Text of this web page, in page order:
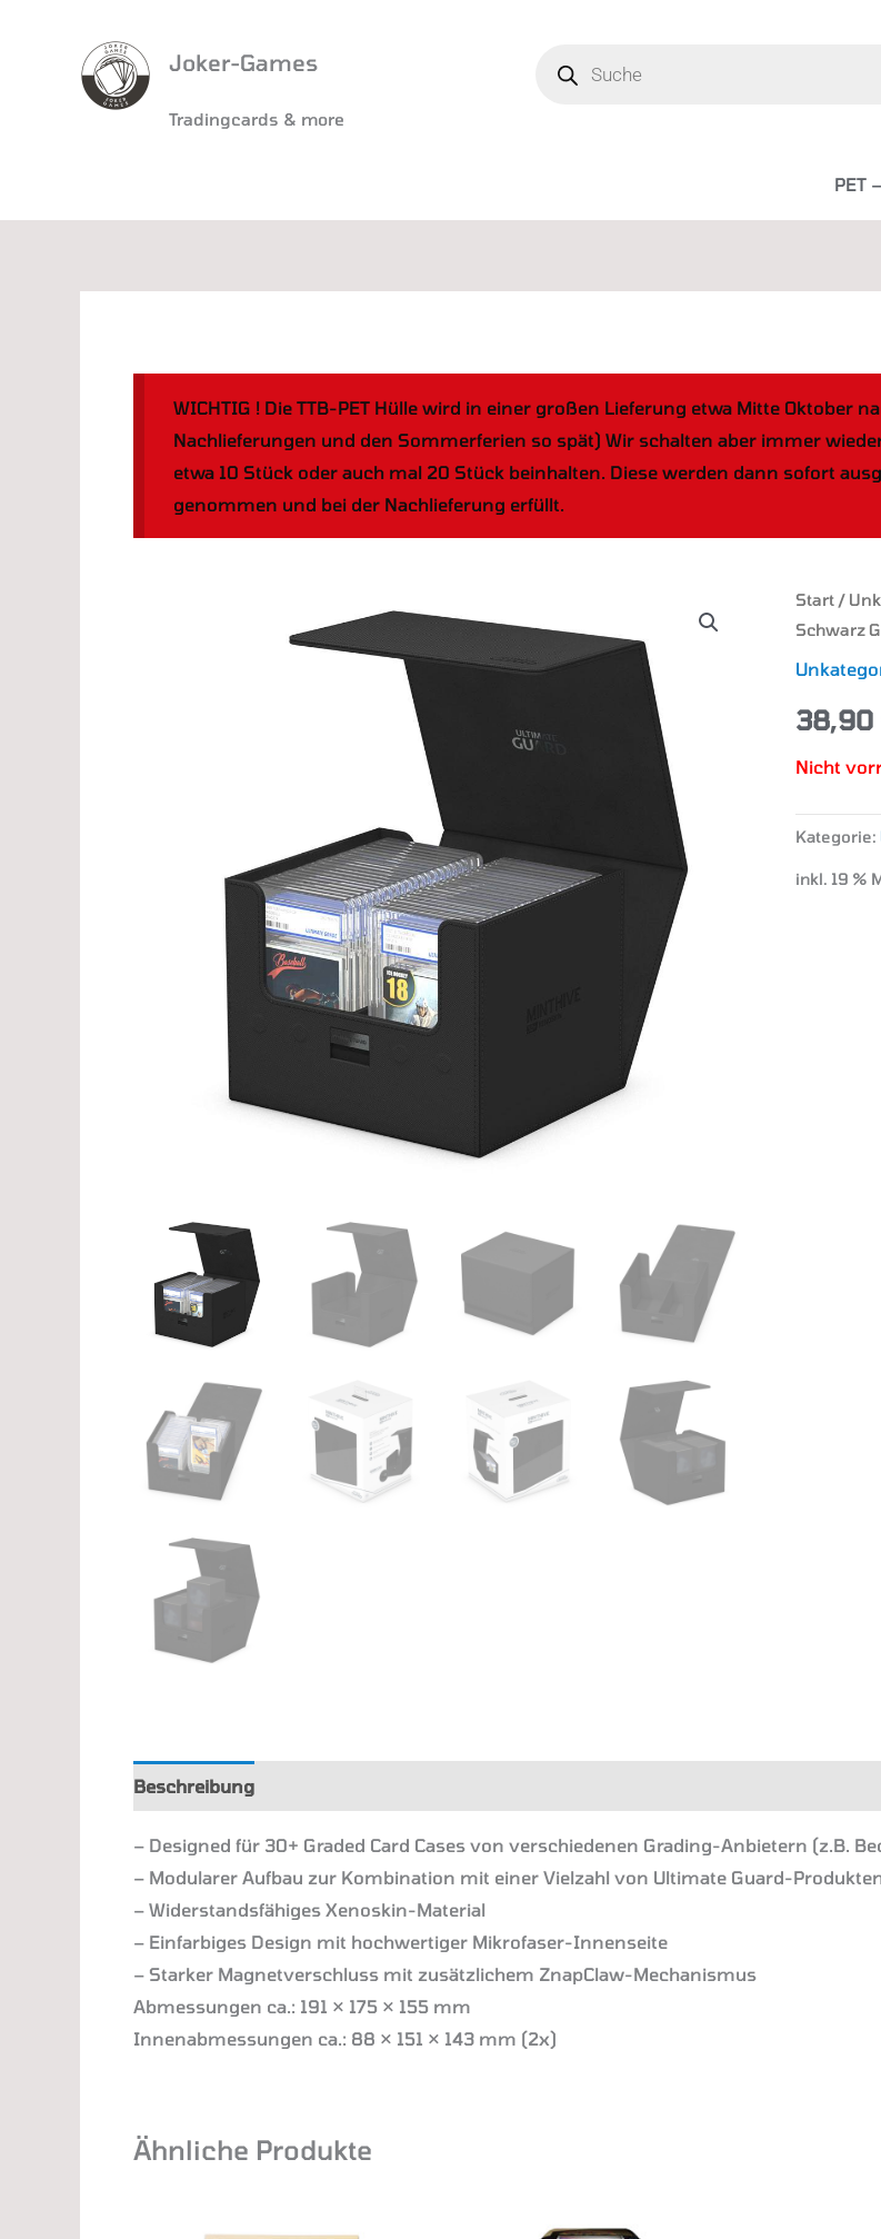
Joker-Games
Tradingcards & more
PET
WICHTIG ! Die TTB-PET Hülle wird in einer großen Lieferung etwa Mitte Oktober
Nachlieferungen und den Sommerferien so spät) Wir schalten aber immer
etwa 10 Stück oder auch mal 20 Stück beinhalten. Diese werden dann sofort
genommen und bei der Nachlieferung erfüllt.
Start /
Schwarz
38,90
Nicht
Kategorie:
inkl. 19 %
Beschreibung
– Designed für 30+ Graded Card Cases von verschiedenen Grading-Anbietern (z.B.
– Modularer Aufbau zur Kombination mit einer Vielzahl von Ultimate Guard-
– Widerstandsfähiges Xenoskin-Material
– Einfarbiges Design mit hochwertiger Mikrofaser-Innenseite
– Starker Magnetverschluss mit zusätzlichem ZnapClaw-Mechanismus
Abmessungen ca.: 191 × 175 × 155 mm
Innenabmessungen ca.: 88 × 151 × 143 mm (2x)
Ähnliche Produkte